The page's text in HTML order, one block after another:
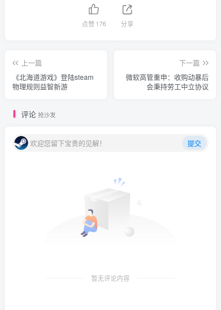
点赞 176 分享
上一篇
《北海道游戏》登陆steam
物理规则益智新游
下一篇
微软高管重申：收购动暴后
会秉持劳工中立协议
评论 抢沙发
欢迎您留下宝贵的见解！ 提交
暂无评论内容